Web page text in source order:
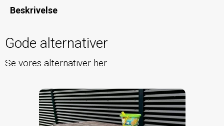
Beskrivelse
Gode alternativer
Se vores alternativer her